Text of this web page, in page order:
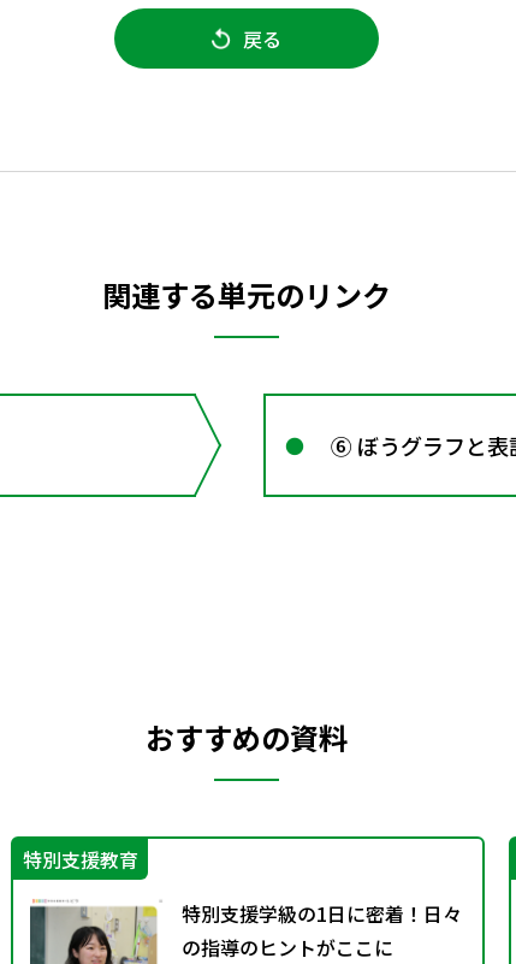
戻る
関連する単元のリンク
⑥ ぼうグラフと表
おすすめの資料
特別支援教育
特別支援学級の1日に密着！日々
の指導のヒントがここに